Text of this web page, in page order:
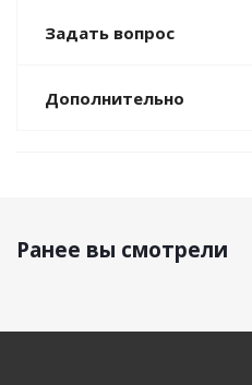
Задать вопрос
Дополнительно
Ранее вы смотрели